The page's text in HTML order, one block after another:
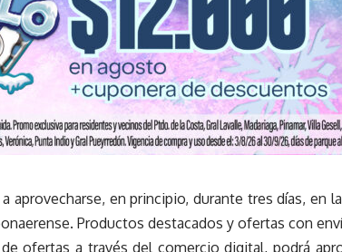
aprovecharse, en principio, durante tres días, en
Productos destacados y ofertas con
ofertas a través del comercio digital, podrá